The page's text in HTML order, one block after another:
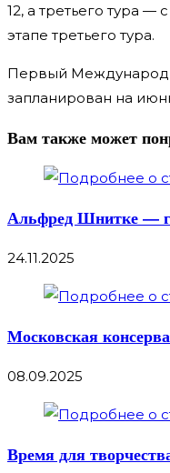
12, а третьего тура
этапе третьего тура.
Первый
запланирован на
Вам также может
Альфред Шнитке —
24.11.2025
Московская
08.09.2025
Время для